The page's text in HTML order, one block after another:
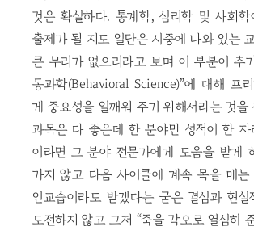
것은 확실하다. 통계학, 심리학 및 사회학
출제가 될 지도 일단은 시중에 나와 있는
큰 무리가 없으리라고 보며 이 부분이 추
동과학(Behavioral Science)”에 대해 프
게 중요성을 일깨워 주기 위해서라는 것을
과목은 다 좋은데 한 분야만 성적이 한 자
이라면 그 분야 전문가에게 도움을 받게
가지 않고 다음 사이클에 계속 목을 매는
인교습이라도 받겠다는 굳은 결심과 현실
도전하지 않고 그저 “죽을 각오로 열심히